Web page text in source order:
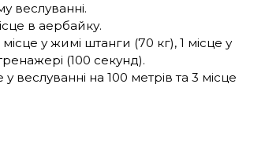
веслуванні.
в аербайку.
місце у жимі штанги (70 кг), 1 місце у
(100 секунд).
у веслуванні на 100 метрів та 3 місце